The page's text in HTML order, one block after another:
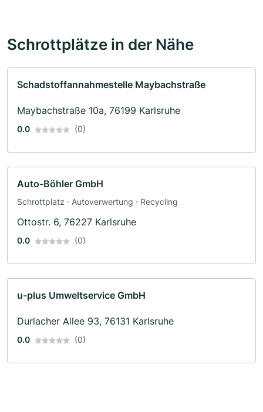
Schrottplätze in der Nähe
Schadstoffannahmestelle Maybachstraße
Maybachstraße 10a, 76199 Karlsruhe
0.0 (0)
Auto-Böhler GmbH
Schrottplatz · Autoverwertung · Recycling
Ottostr. 6, 76227 Karlsruhe
0.0 (0)
u-plus Umweltservice GmbH
Durlacher Allee 93, 76131 Karlsruhe
0.0 (0)